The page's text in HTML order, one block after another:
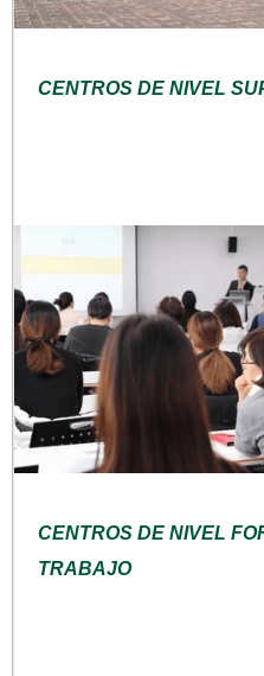
CENTROS DE NIVEL
CENTROS DE NIVEL
TRABAJO